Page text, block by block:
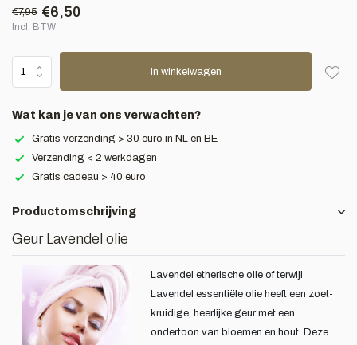
€7,95 €6,50
Incl. BTW
In winkelwagen
Wat kan je van ons verwachten?
Gratis verzending > 30 euro in NL en BE
Verzending < 2 werkdagen
Gratis cadeau > 40 euro
Productomschrijving
Geur Lavendel olie
Lavendel etherische olie of terwijl
Lavendel essentiële olie heeft een zoet-
kruidige, heerlijke geur met een
ondertoon van bloemen en hout. Deze